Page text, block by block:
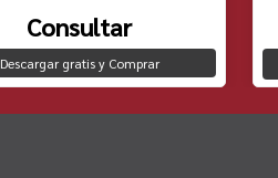
Consultar
Descargar gratis y Comprar